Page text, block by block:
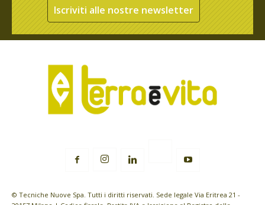
Iscriviti alle nostre newsletter
© Tecniche Nuove Spa. Tutti i diritti riservati. Sede legale Via Eritrea 21 -